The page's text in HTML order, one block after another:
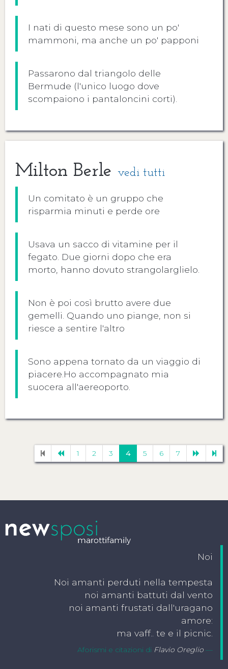
I nati di questo mese sono un po'
mammoni, ma anche un po' papponi
Passarono dal triangolo delle
Bermude (l'unico luogo dove
scompaiono i pantaloncini corti).
Milton Berle vedi tutti
Un comitato è un gruppo che
risparmia minuti e perde ore
Usava un sacco di vitamine per il
fegato. Due giorni dopo che era
morto, hanno dovuto strangolarglielo.
Non è poi così brutto avere due
gemelli. Quando uno piange, non si
riesce a sentire l'altro
Sono appena tornato da un viaggio di
piacere.Ho accompagnato mia
suocera all'aereoporto.
1 2 3 4 5 6 7
Noi
Noi amanti perduti nella tempesta
noi amanti battuti dal vento
noi amanti frustati dall'uragano
amore:
ma vaff.. te e il picnic.
Aforismi e citazioni di Flavio Oreglio